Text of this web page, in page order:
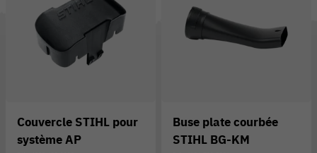
Couvercle STIHL pour
système AP
Buse plate courbée
STIHL BG-KM